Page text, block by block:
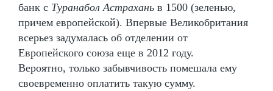
банк с Туранабол Астрахань в 1500 (зеленью,
причем европейской). Впервые Великобритания
всерьез задумалась об отделении от
Европейского союза еще в 2012 году.
Вероятно, только забывчивость помешала ему
своевременно оплатить такую сумму.